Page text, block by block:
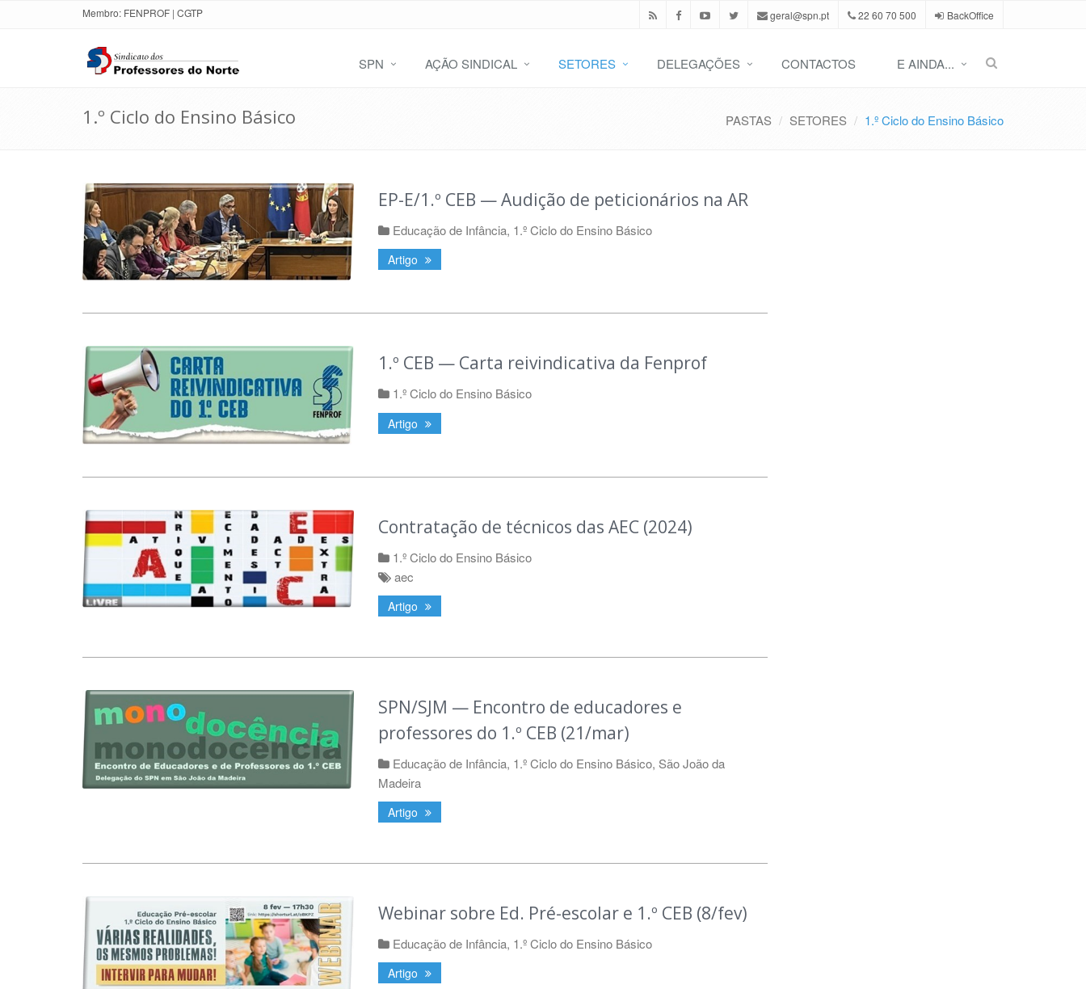
Membro: FENPROF | CGTP geral@spn.pt 22 60 70 500 BackOffice
SPN AÇÃO SINDICAL SETORES DELEGAÇÕES CONTACTOS E AINDA...
1.º Ciclo do Ensino Básico PASTAS SETORES 1.º Ciclo do Ensino Básico
EP-E/1.º CEB — Audição de peticionários na AR
Educação de Infância, 1.º Ciclo do Ensino Básico
Artigo
1.º CEB — Carta reivindicativa da Fenprof
1.º Ciclo do Ensino Básico
Artigo
Contratação de técnicos das AEC (2024)
1.º Ciclo do Ensino Básico
aec
Artigo
SPN/SJM — Encontro de educadores e
professores do 1.º CEB (21/mar)
Educação de Infância, 1.º Ciclo do Ensino Básico, São João da
Madeira
Artigo
Webinar sobre Ed. Pré-escolar e 1.º CEB (8/fev)
Educação de Infância, 1.º Ciclo do Ensino Básico
Artigo